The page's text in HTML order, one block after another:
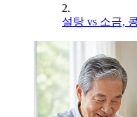
2.
설탕 vs 소금,